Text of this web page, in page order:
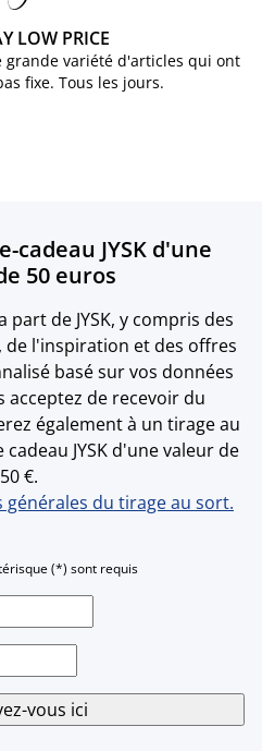
LOW PRICE
grande variété d'articles qui ont
fixe. Tous les jours.
cadeau JYSK d'une
50 euros
de JYSK, y compris des
de l'inspiration et des offres
basé sur vos données
acceptez de recevoir du
également à un tirage au
JYSK d'une valeur de
50 €.
du tirage au sort.
(*) sont requis
vous ici